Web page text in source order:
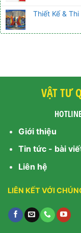
Thiết Kế &
VẬT TƯ
Giới thiệu
Tin tức - bài
Liên hệ
LIÊN KẾT